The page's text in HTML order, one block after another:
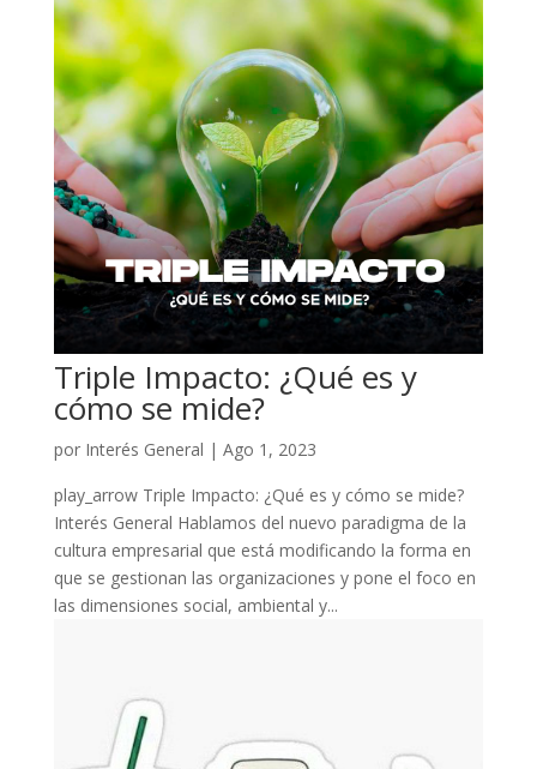
Triple Impacto: ¿Qué es y
cómo se mide?
por Interés General | Ago 1, 2023
play_arrow Triple Impacto: ¿Qué es y cómo se mide?
Interés General Hablamos del nuevo paradigma de la
cultura empresarial que está modificando la forma en
que se gestionan las organizaciones y pone el foco en
las dimensiones social, ambiental y...